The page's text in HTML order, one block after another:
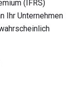
(IFRS)
Ihr Unternehmen